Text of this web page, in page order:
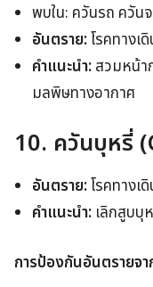
พบใน: ควันรถ ควัน
อันตราย:โรคทางเ
คำแนะนำ:สวมหน้า
มลพิษทางอากาศ
10. ควันบุหรี่
อันตราย:โรคทางเ
คำแนะนำ: เลิกสูบบุ
การป้องกันอันตรายจา